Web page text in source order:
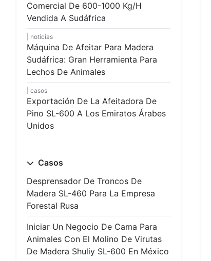
Comercial De 600-1000 Kg/h
Vendida A Sudáfrica
noticias
Máquina De Afeitar Para Madera
Sudáfrica: Gran Herramienta Para
Lechos De Animales
casos
Exportación De La Afeitadora De
Pino SL-600 A Los Emiratos Árabes
Unidos
Casos
Desprensador De Troncos De
Madera SL-460 Para La Empresa
Forestal Rusa
Iniciar Un Negocio De Cama Para
Animales Con El Molino De Virutas
De Madera Shuliy SL-600 En México